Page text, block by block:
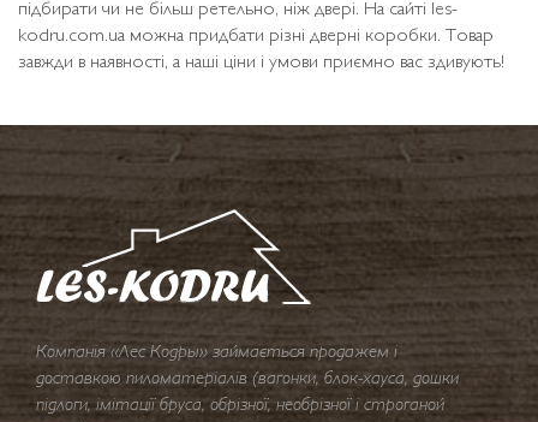
підбирати чи не більш ретельно, ніж двері. На сайті les-
kodru.com.ua можна придбати різні дверні коробки. Товар
завжди в наявності, а наші ціни і умови приємно вас здивують!
Компанія «Лес Кодры» займається продажем і
доставкою пиломатеріалів (вагонки, блок-хауса, дошки
підлоги, імітації бруса, обрізної, необрізної і строганой